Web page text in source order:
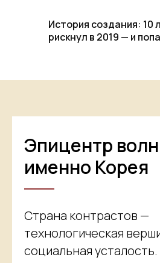
История создания: 10
рискнул в 2019 — и
Эпицентр
именно Корея
Страна контрастов —
технологическая
социальная